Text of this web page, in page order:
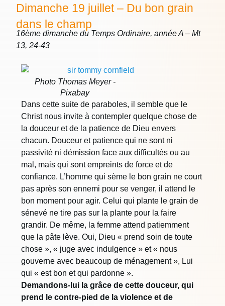
Dimanche 19 juillet – Du bon grain
dans le champ
16ème dimanche du Temps Ordinaire, année A – Mt
13, 24-43
Photo Thomas Meyer -
Pixabay
Dans cette suite de paraboles, il semble que le
Christ nous invite à contempler quelque chose de
la douceur et de la patience de Dieu envers
chacun. Douceur et patience qui ne sont ni
passivité ni démission face aux difficultés ou au
mal, mais qui sont empreints de force et de
confiance. L’homme qui sème le bon grain ne court
pas après son ennemi pour se venger, il attend le
bon moment pour agir. Celui qui plante le grain de
sénevé ne tire pas sur la plante pour la faire
grandir. De même, la femme attend patiemment
que la pâte lève. Oui, Dieu « prend soin de toute
chose », « juge avec indulgence » et « nous
gouverne avec beaucoup de ménagement », Lui
qui « est bon et qui pardonne ».
Demandons-lui la grâce de cette douceur, qui
prend le contre-pied de la violence et de